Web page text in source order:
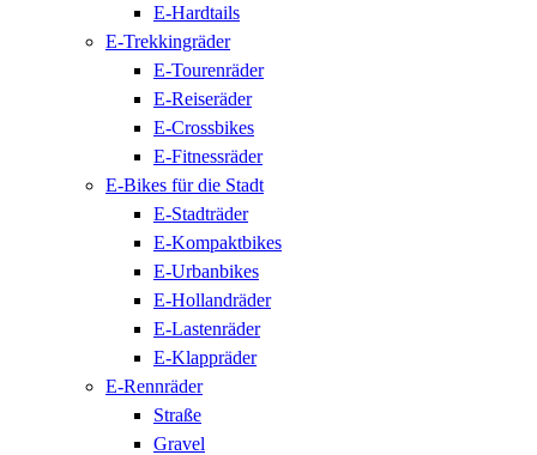
E-Hardtails
E-Trekkingräder
E-Tourenräder
E-Reiseräder
E-Crossbikes
E-Fitnessräder
E-Bikes für die Stadt
E-Stadträder
E-Kompaktbikes
E-Urbanbikes
E-Hollandräder
E-Lastenräder
E-Klappräder
E-Rennräder
Straße
Gravel